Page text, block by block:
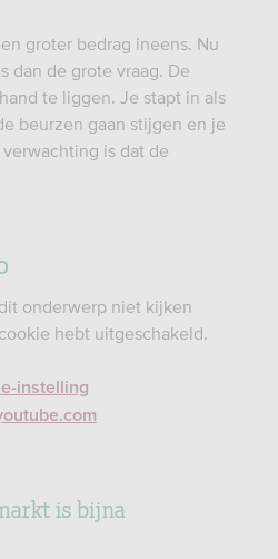
groter bedrag ineens. Nu
dan de grote vraag. De
te liggen. Je stapt in als
beurzen gaan stijgen en je
is dat de
onderwerp niet kijken
hebt uitgeschakeld.
instelling
is bijna